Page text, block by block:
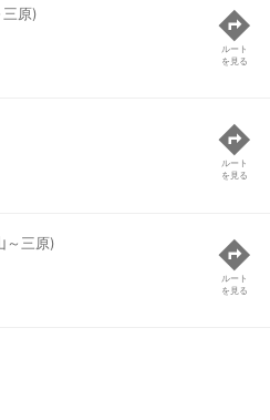
三原)
ルート
を見る
ルート
を見る
～三原)
ルート
を見る